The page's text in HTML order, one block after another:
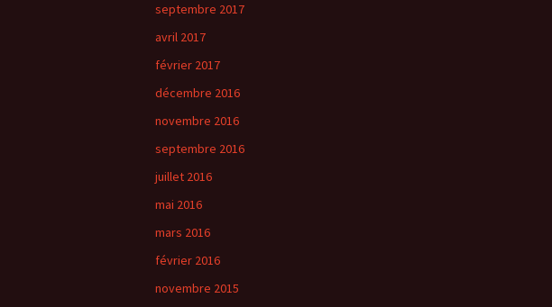
septembre 2017
avril 2017
février 2017
décembre 2016
novembre 2016
septembre 2016
juillet 2016
mai 2016
mars 2016
février 2016
novembre 2015